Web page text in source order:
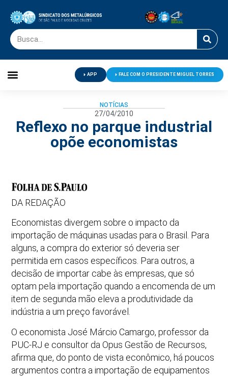
APP FALE COM O PRESIDENTE MIGUEL TORRES
NOTÍCIAS
27/04/2010
Reflexo no parque industrial
opõe economistas
DA REDAÇÃO
Economistas divergem sobre o impacto da
importação de máquinas usadas para o Brasil. Para
alguns, a compra do exterior só deveria ser
permitida em casos específicos. Para outros, a
decisão de importar cabe às empresas, que só
optam pela importação quando a encomenda de um
item de segunda mão eleva a produtividade da
indústria a um preço favorável.
O economista José Márcio Camargo, professor da
PUC-RJ e consultor da Opus Gestão de Recursos,
afirma que, do ponto de vista econômico, há poucos
argumentos contra a importação de equipamentos